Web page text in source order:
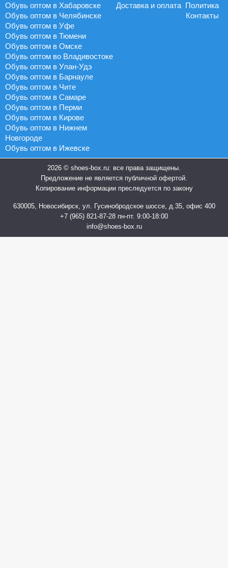
Обувь оптом в Хабаровске
Обувь оптом в Челябинске
Обувь оптом в Уфе
Обувь оптом в Тюмени
Обувь оптом в Омске
Обувь оптом во Владивостоке
Обувь оптом в Улан-Удэ
Обувь оптом в Барнауле
Обувь оптом в Чите
Обувь оптом в Самаре
Обувь оптом в Перми
Обувь оптом в Кирове
Обувь оптом в Нижнем
Новгороде
Обувь оптом в Ижевске
Политика
Доставка и оплата
Контакты
2026 © shoes-box.ru: все права защищены.
Предложение не является публичной офертой.
Копирование информации преследуется по закону
630005, Новосибирск, ул. Гусинобродское шоссе, д.35, офис 400
+7 (965) 821-87-28 пн-пт. 9:00-18:00
info@shoes-box.ru